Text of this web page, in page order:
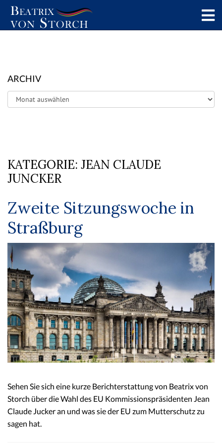
ARCHIV
Archiv
KATEGORIE: JEAN CLAUDE
JUNCKER
Zweite Sitzungswoche in
Straßburg
Sehen Sie sich eine kurze Berichterstattung von Beatrix von
Storch über die Wahl des EU Kommissionspräsidenten Jean
Claude Jucker an und was sie der EU zum Mutterschutz zu
sagen hat.